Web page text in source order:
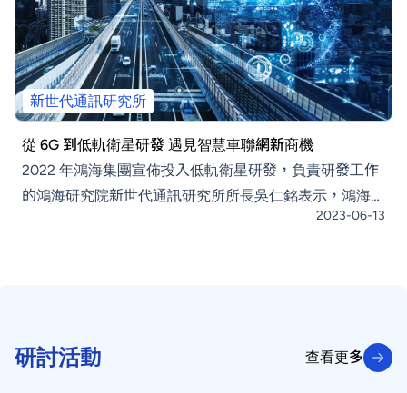
基地台，因此雖然在都市地區網路相當普及，但地
新世代通訊研究所
從 6G 到低軌衛星研發 遇見智慧車聯網新商機
2022 年鴻海集團宣佈投入低軌衛星研發，負責研發工作
的鴻海研究院新世代通訊研究所所長吳仁銘表示，鴻海相
信採用低軌衛星通訊並結合智慧車聯網的新商機，是新世
從願景發想，也就是解決人類社會的需求開始，
2023-06-13
研討活動
查看更多